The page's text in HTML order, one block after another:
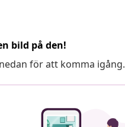
bild på den!
för att komma igång.